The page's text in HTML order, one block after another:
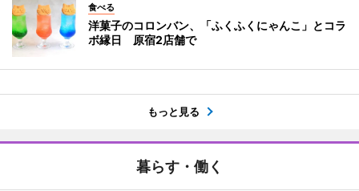
食べる
洋菓子のコロンバン、「ふくふくにゃんこ」とコラ
ボ縁日 原宿2店舗で
もっと見る
暮らす・働く